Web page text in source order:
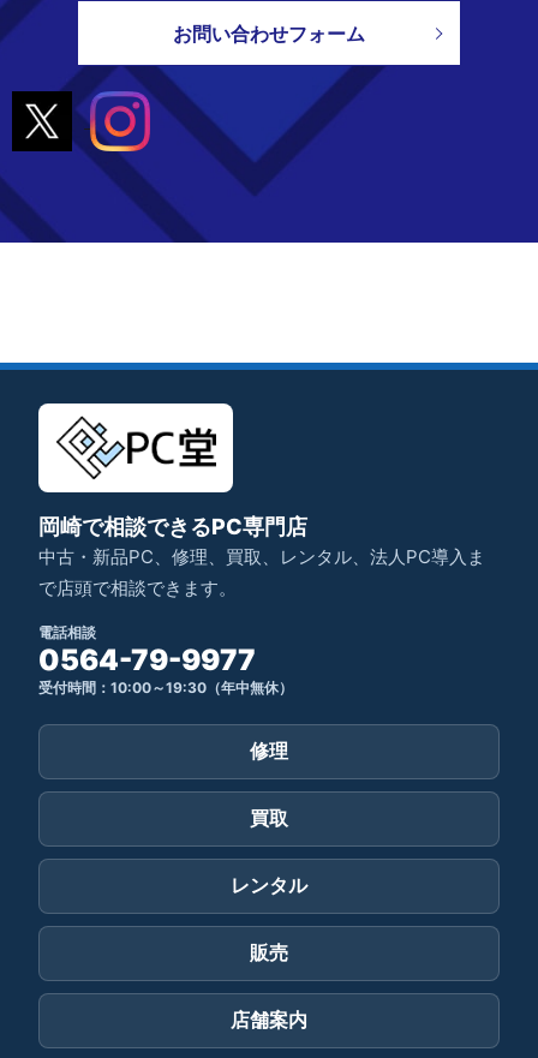
お問い合わせフォーム
岡崎で相談できるPC専門店
中古・新品PC、修理、買取、レンタル、法人PC導入ま
で店頭で相談できます。
電話相談
0564-79-9977
受付時間：10:00～19:30（年中無休）
修理
買取
レンタル
販売
店舗案内